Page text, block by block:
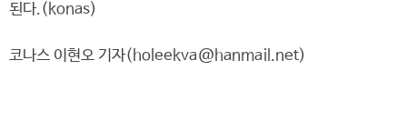
된다.(konas)
코나스 이현오 기자(holeekva@hanmail.net)